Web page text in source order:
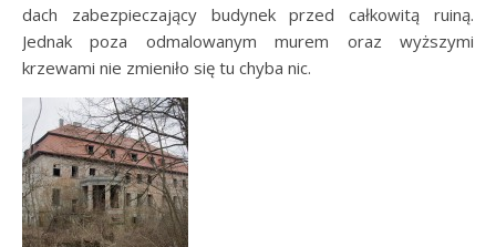
dach zabezpieczający budynek przed całkowitą ruiną.
Jednak poza odmalowanym murem oraz wyższymi
krzewami nie zmieniło się tu chyba nic.